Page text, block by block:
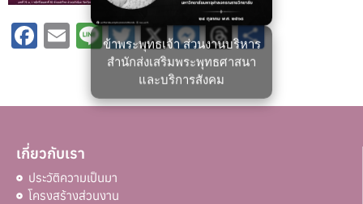
ข้าพระพุทธเจ้า ส่วนงานบริหาร
สำนักส่งเสริมพระพุทธศาสนา
และบริการสังคม
Facebook
Email
LineTwitter
X Messenger
Threads
Share
เกี่ยวกับเรา
ประวัติความเป็นมา
โครงสร้างส่วนงาน